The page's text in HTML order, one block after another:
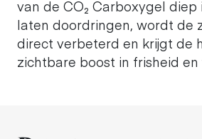
van de CO₂ Carboxygel diep
laten doordringen, wordt de
direct verbeterd en krijgt de
zichtbare boost in frisheid